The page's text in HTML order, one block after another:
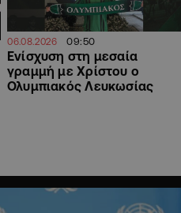
06.08.2026 09:50
Ενίσχυση στη μεσαία
γραμμή με Χρίστου ο
Ολυμπιακός Λευκωσίας